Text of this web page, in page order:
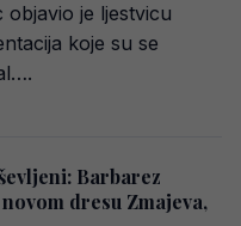
objavio je ljestvicu
koje su se
Barbarez
dresu Zmajeva,